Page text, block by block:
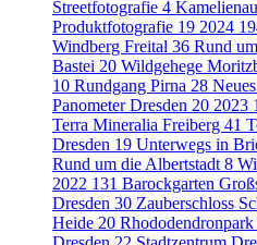
Streetfotografie 4
Produktfotografie 19 2024
Windberg Freital 36 Rund
Bastei 20 Wildgehege
10 Rundgang Pirna 28
Panometer Dresden 20 2023
Terra Mineralia Freiberg 41
Dresden 19 Unterwegs in
Rund um die Albertstadt 8
2022 131 Barockgarten
Dresden 30 Zauberschloss
Heide 20